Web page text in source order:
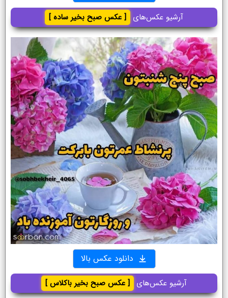
آرشیو عکس‌های [ عکس صبح بخیر ساده ]
دانلود عکس بالا
آرشیو عکس‌های [ عکس صبح بخیر باکلاس ]